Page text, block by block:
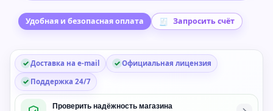
Tape
Plug-
in
Удобная и безопасная оплата Запросить счёт
Доставка на e-mail
Официальная лицензия
Поддержка 24/7
Проверить надёжность магазина